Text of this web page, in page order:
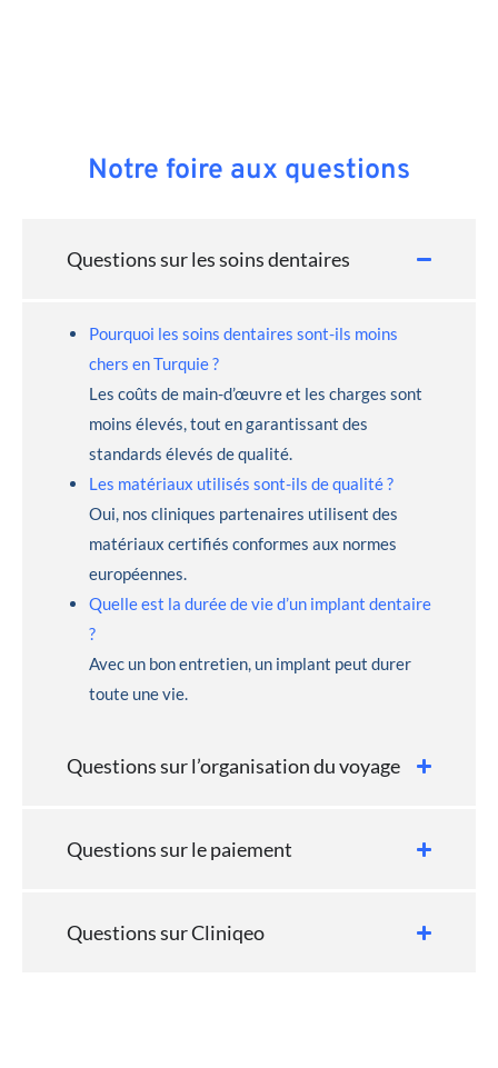
Notre foire aux questions
Questions sur les soins dentaires
Pourquoi les soins dentaires sont-ils moins
chers en Turquie ?
Les coûts de main-d’œuvre et les charges sont
moins élevés, tout en garantissant des
standards élevés de qualité.
Les matériaux utilisés sont-ils de qualité ?
Oui, nos cliniques partenaires utilisent des
matériaux certifiés conformes aux normes
européennes.
Quelle est la durée de vie d’un implant dentaire
?
Avec un bon entretien, un implant peut durer
toute une vie.
Questions sur l’organisation du voyage
Questions sur le paiement
Questions sur Cliniqeo